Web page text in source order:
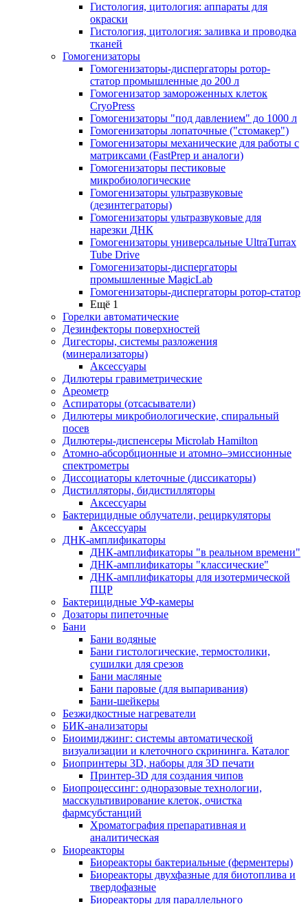
Гистология, цитология: аппараты для
окраски
Гистология, цитология: заливка и проводка
тканей
Гомогенизаторы
Гомогенизаторы-диспергаторы ротор-
статор промышленные до 200 л
Гомогенизатор замороженных клеток
CryoPress
Гомогенизаторы "под давлением" до 1000 л
Гомогенизаторы лопаточные ("стомакер")
Гомогенизаторы механические для работы с
матриксами (FastPrep и аналоги)
Гомогенизаторы пестиковые
микробиологические
Гомогенизаторы ультразвуковые
(дезинтеграторы)
Гомогенизаторы ультразвуковые для
нарезки ДНК
Гомогенизаторы универсальные UltraTurrax
Tube Drive
Гомогенизаторы-диспергаторы
промышленные MagicLab
Гомогенизаторы-диспергаторы ротор-статор
Ещё 1
Горелки автоматические
Дезинфекторы поверхностей
Дигесторы, системы разложения
(минерализаторы)
Аксессуары
Дилютеры гравиметрические
Ареометр
Аспираторы (отсасыватели)
Дилютеры микробиологические, спиральный
посев
Дилютеры-диспенсеры Microlab Hamilton
Атомно-абсорбционные и атомно–эмиссионные
спектрометры
Диссоциаторы клеточные (диссикаторы)
Дистилляторы, бидистилляторы
Аксессуары
Бактерицидные облучатели, рециркуляторы
Аксессуары
ДНК-амплификаторы
ДНК-амплификаторы "в реальном времени"
ДНК-амплификаторы "классические"
ДНК-амплификаторы для изотермической
ПЦР
Бактерицидные УФ-камеры
Дозаторы пипеточные
Бани
Бани водяные
Бани гистологические, термостолики,
сушилки для срезов
Бани масляные
Бани паровые (для выпаривания)
Бани-шейкеры
Безжидкостные нагреватели
БИК-анализаторы
Биоимиджинг: системы автоматической
визуализации и клеточного скрининга. Каталог
Биопринтеры 3D, наборы для 3D печати
Принтер-3D для создания чипов
Биопроцессинг: одноразовые технологии,
масскультивирование клеток, очистка
фармсубстанций
Хроматография препаративная и
аналитическая
Биореакторы
Биореакторы бактериальные (ферментеры)
Биореакторы двухфазные для биотоплива и
твердофазные
Биореакторы для параллельного